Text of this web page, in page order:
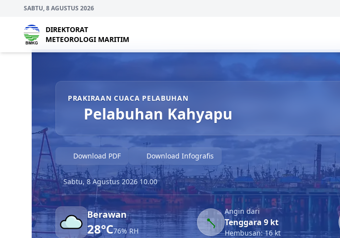
SABTU, 8 AGUSTUS 2026
DIREKTORAT
METEOROLOGI MARITIM
Prakiraan Cuaca Pelabuhan Pelabuhan Kahyapu
PRAKIRAAN CUACA PELABUHAN
Pelabuhan Kahyapu
Download PDF Download Infografis
Sabtu, 8 Agustus 2026 10.00
Berawan
28°C76% RH
Angin dari
Tenggara 9 kt
Hembusan: 16 kt